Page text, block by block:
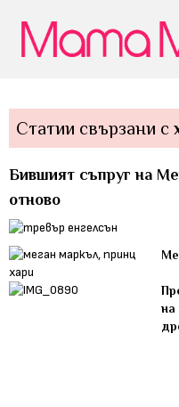
Статии свързани с
Бившият съпруг на
отново
на